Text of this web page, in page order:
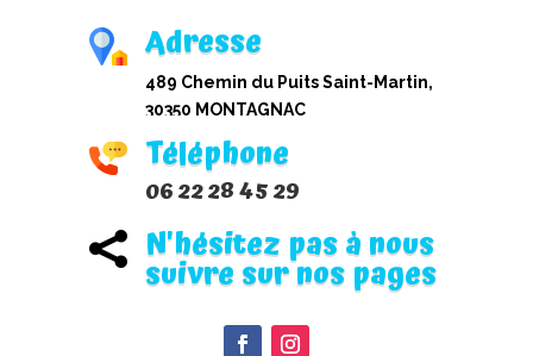
Adresse
489 Chemin du Puits Saint-Martin,
30350 MONTAGNAC
Téléphone
06 22 28 45 29
 N'hésitez pas à nous
suivre sur nos pages